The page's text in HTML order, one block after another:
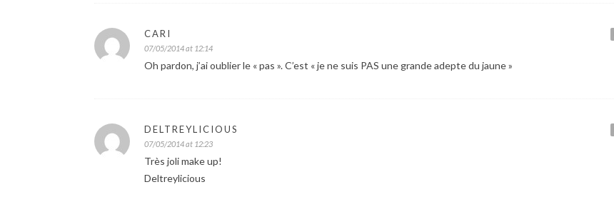
CARI
07/05/2014 at 12:14
Oh pardon, j’ai oublier le « pas ». C’est « je ne suis PAS une grande adepte du jaune »
DELTREYLICIOUS
07/05/2014 at 12:23
Très joli make up!
Deltreylicious